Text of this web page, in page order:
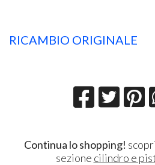
RICAMBIO ORIGINALE
Continua lo shopping!
sezione cilindro e